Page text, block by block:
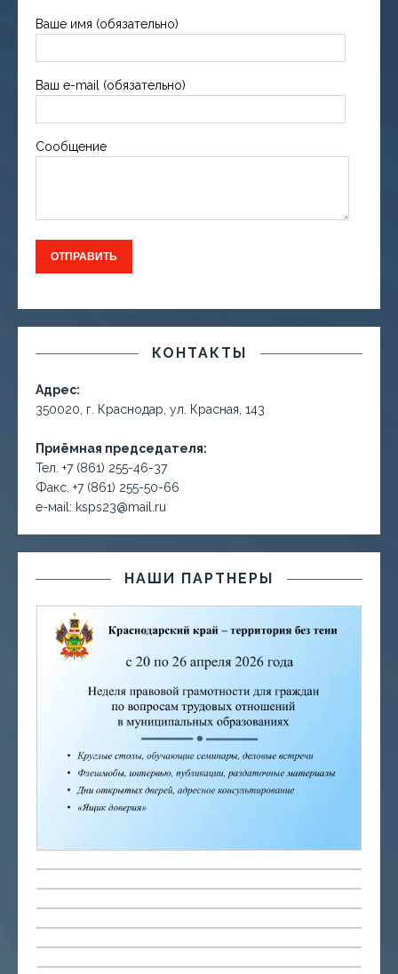
Ваше имя (обязательно)
Ваш e-mail (обязательно)
Сообщение
КОНТАКТЫ
Адрес:
350020, г. Краснодар, ул. Красная, 143
Приёмная председателя:
Тел. +7 (861) 255-46-37
Факс. +7 (861) 255-50-66
е-маil: ksps23@mail.ru
НАШИ ПАРТНЕРЫ